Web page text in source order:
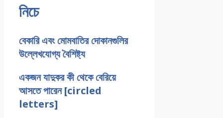
নিচে
বেকারি এবং মোমবাতির দোকানগুলির
উল্লেখযোগ্য বৈশিষ্ট্য
একজন যাদুকর কী থেকে বেরিয়ে
আসতে পারেন [circled
letters]